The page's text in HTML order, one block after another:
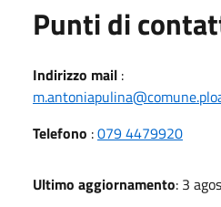
Punti di
Indirizzo mail :
Telefono :079 4479920
Ultimo aggiornamento: 3